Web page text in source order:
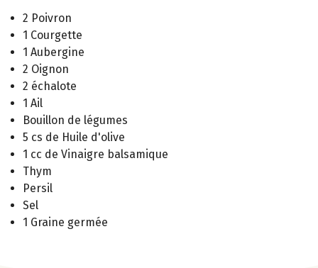
2 Poivron
1 Courgette
1 Aubergine
2 Oignon
2 échalote
1 Ail
Bouillon de légumes
5 cs de Huile d'olive
1 cc de Vinaigre balsamique
Thym
Persil
Sel
1 Graine germée